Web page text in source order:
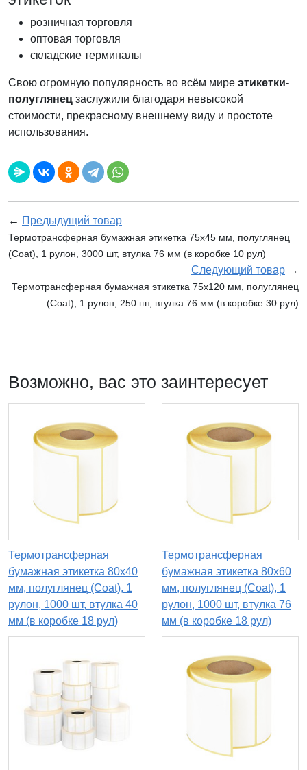
розничная торговля
оптовая торговля
складские терминалы
Свою огромную популярность во всём мире этикетки-
полуглянец заслужили благодаря невысокой
стоимости, прекрасному внешнему виду и простоте
использования.
← Предыдущий товар
Термотрансферная бумажная этикетка 75х45 мм, полуглянец
(Coat), 1 рулон, 3000 шт, втулка 76 мм (в коробке 10 рул)
Следующий товар →
Термотрансферная бумажная этикетка 75х120 мм, полуглянец
(Coat), 1 рулон, 250 шт, втулка 76 мм (в коробке 30 рул)
Возможно, вас это заинтересует
Термотрансферная
бумажная этикетка 80х40
мм, полуглянец (Coat), 1
рулон, 1000 шт, втулка 40
мм (в коробке 18 рул)
Термотрансферная
бумажная этикетка 80х60
мм, полуглянец (Coat), 1
рулон, 1000 шт, втулка 76
мм (в коробке 18 рул)